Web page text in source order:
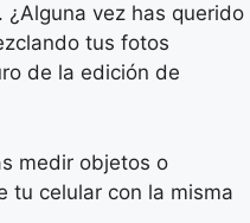
vez has querido
tus fotos
de la edición de
medir objetos o
tu celular con la misma